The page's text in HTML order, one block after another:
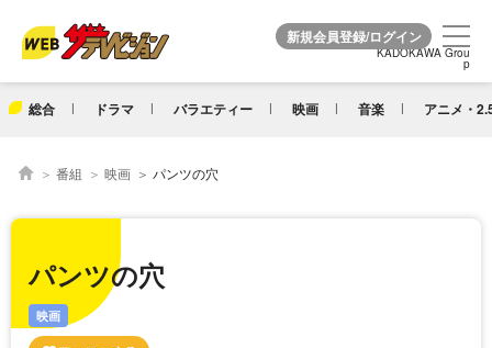
KADOKAWA Grou
p
総合 ドラマ バラエティー 映画 音楽 アニメ・
KADOKAWA Grou
p
番組 映画 パンツの穴
パンツの穴
映画